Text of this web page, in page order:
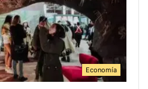
Economía